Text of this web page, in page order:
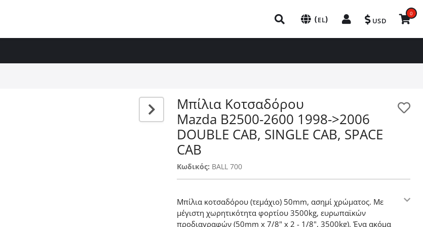
(EL) USD
0
Μπίλια Κοτσαδόρου
Mazda B2500-2600 1998->2006
DOUBLE CAB, SINGLE CAB, SPACE
CAB
Κωδικός: BALL 700
Μπίλια κοτσαδόρου (τεμάχιο) 50mm, ασημί χρώματος. Με
μέγιστη χωρητικότητα φορτίου 3500kg, ευρωπαϊκών
προδιαγραφών (50mm x 7/8" x 2 - 1/8", 3500kg). Ένα ακόμα